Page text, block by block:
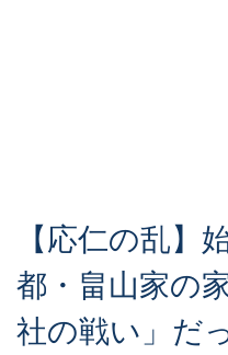
【応仁の乱】
都・畠山家の
社の戦い」だ